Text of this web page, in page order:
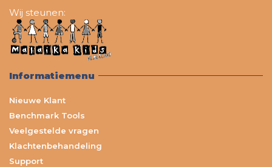
Wij steunen:
Informatiemenu
Nieuwe Klant
Benchmark Tools
Veelgestelde vragen
Klachtenbehandeling
Support